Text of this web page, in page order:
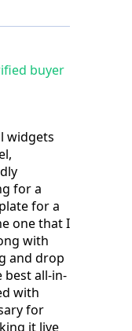
buyer
widgets
for a
for a
one that I
with
and drop
best all-in-
with
for
it live